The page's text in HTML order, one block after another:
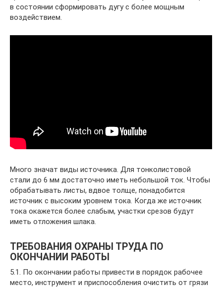
в состоянии сформировать дугу с более мощным
воздействием.
Много значат виды источника. Для тонколистовой
стали до 6 мм достаточно иметь небольшой ток. Чтобы
обрабатывать листы, вдвое толще, понадобится
источник с высоким уровнем тока. Когда же источник
тока окажется более слабым, участки срезов будут
иметь отложения шлака.
ТРЕБОВАНИЯ ОХРАНЫ ТРУДА ПО
ОКОНЧАНИИ РАБОТЫ
5.1. По окончании работы привести в порядок рабочее
место, инструмент и приспособления очистить от грязи